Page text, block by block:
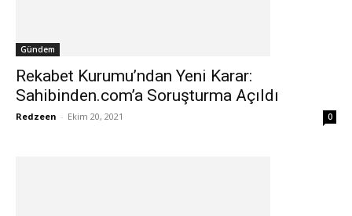
Gündem
Rekabet Kurumu’ndan Yeni Karar:
Sahibinden.com’a Soruşturma Açıldı
Redzeen - Ekim 20, 2021 0